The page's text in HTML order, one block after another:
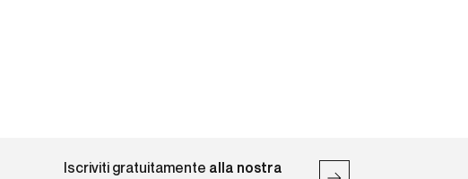
Iscriviti gratuitamente alla nostra